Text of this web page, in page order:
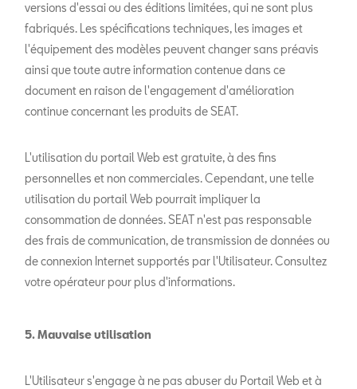
versions d'essai ou des éditions limitées, qui ne sont plus
fabriqués. Les spécifications techniques, les images et
l'équipement des modèles peuvent changer sans préavis
ainsi que toute autre information contenue dans ce
document en raison de l'engagement d'amélioration
continue concernant les produits de SEAT.
L'utilisation du portail Web est gratuite, à des fins
personnelles et non commerciales. Cependant, une telle
utilisation du portail Web pourrait impliquer la
consommation de données. SEAT n'est pas responsable
des frais de communication, de transmission de données ou
de connexion Internet supportés par l'Utilisateur. Consultez
votre opérateur pour plus d'informations.
5. Mauvaise utilisation
L'Utilisateur s'engage à ne pas abuser du Portail Web et à